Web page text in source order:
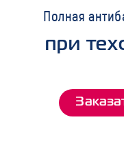
Полная
при